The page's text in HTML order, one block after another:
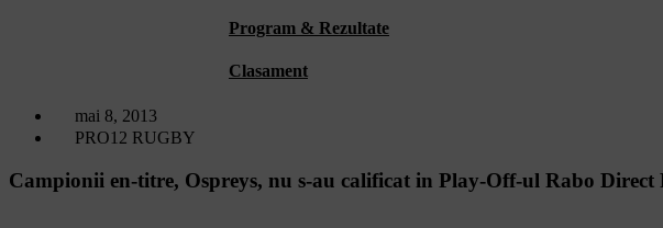
Program & Rezultate
Clasament
mai 8, 2013
PRO12 RUGBY
Campionii en-titre, Ospreys, nu s-au calificat in Play-Off-ul Rabo Direct